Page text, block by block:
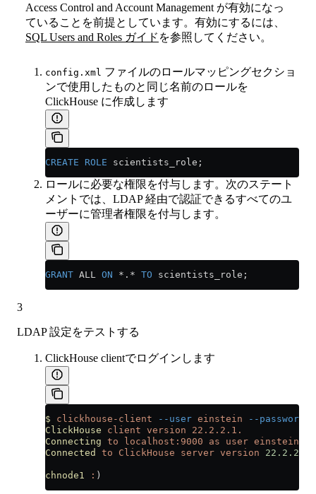
Access Control and Account Management が有効になっ
ていることを前提としています。有効にするには、
SQL Users and Roles ガイド を参照してください。
config.xml ファイルのロールマッピングセクショ
ンで使用したものと同じ名前のロールを
ClickHouse に作成します
CREATE ROLE scientists_role;
ロールに必要な権限を付与します。次のステート
メントでは、LDAP 経由で認証できるすべてのユ
ーザーに管理者権限を付与します。
GRANT ALL ON * . * TO scientists_role;
3
LDAP 設定をテストする
ClickHouse clientでログインします
$ clickhouse-client --user einstein --password
ClickHouse client version 22.2.2.1.
Connecting to localhost:9000 as user einstein.
Connected
to ClickHouse server version 22.2.2
chnode1 : )